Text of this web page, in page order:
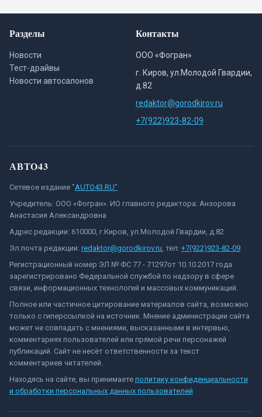
Разделы
Новости
Тест-драйвы
Новости автосалонов
Контакты
ООО «Фогран»
г. Киров, ул.Молодой Гвардии,
д.82
redaktor@gorodkirov.ru
+7(922)923-82-09
АВТО43
Сетевое издание "AUTO43.RU"
Учредитель: ООО «Фогран». ИО главного редактора: Анзорова
Анастасия Александровна
Адрес редакции: 610000, г.Киров, ул.Молодой Гвардии, д.82
Эл.почта редакции: redaktor@gorodkirov.ru, тел: +7(922)923-82-09
Регистрационный номер ЭЛ № ФС 77 - 71297от 10.10.2017 года
зарегистрировано Федеральной службой по надзору в сфере
связи, информационных технологий и массовых коммуникаций.
Полное или частичное цитирование материалов сайта, возможно
только с гиперссылкой на источник. Мнение администрации сайта
может не совпадать с мнениями, высказанными в интервью,
комментариях пользователей или прямой речи персонажей
публикаций. Сайт не несёт ответственности за текст
комментариев читателей.
Находясь на сайте, вы принимаете политику конфиденциальности
и обработки персональных данных пользователей